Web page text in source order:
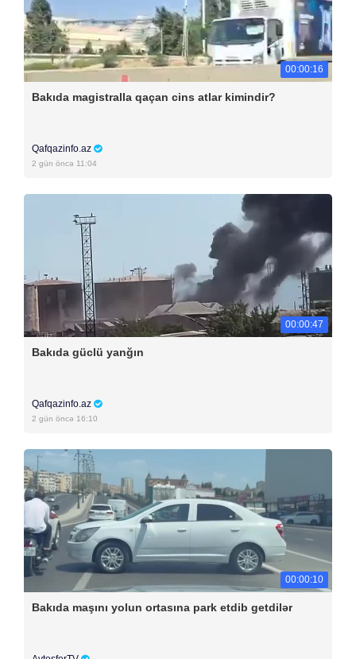
00:00:16
Bakıda magistralla qaçan cins atlar kimindir?
Qafqazinfo.az
2 gün öncə 11:04
00:00:47
Bakıda güclü yanğın
Qafqazinfo.az
2 gün öncə 16:10
00:00:10
Bakıda maşını yolun ortasına park etdib getdilər